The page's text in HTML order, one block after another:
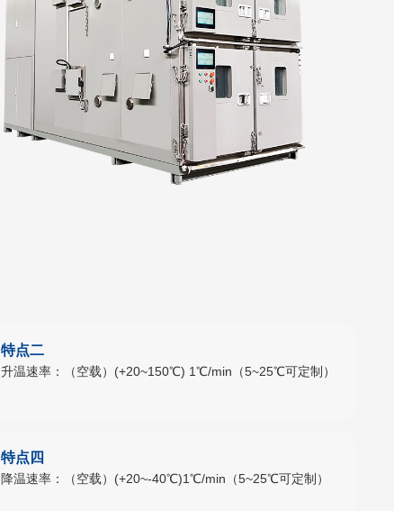
特点二
升温速率：（空载）(+20~150℃) 1℃/min（5~25℃可定制）
特点四
降温速率：（空载）(+20~-40℃)1℃/min（5~25℃可定制）